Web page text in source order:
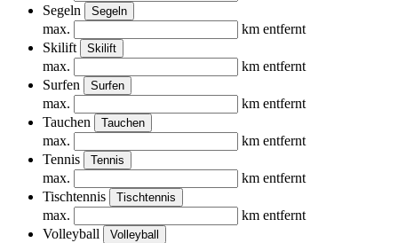
Segeln
Segeln
max.
km entfernt
Skilift
Skilift
max.
km entfernt
Surfen
Surfen
max.
km entfernt
Tauchen
Tauchen
max.
km entfernt
Tennis
Tennis
max.
km entfernt
Tischtennis
Tischtennis
max.
km entfernt
Volleyball
Volleyball